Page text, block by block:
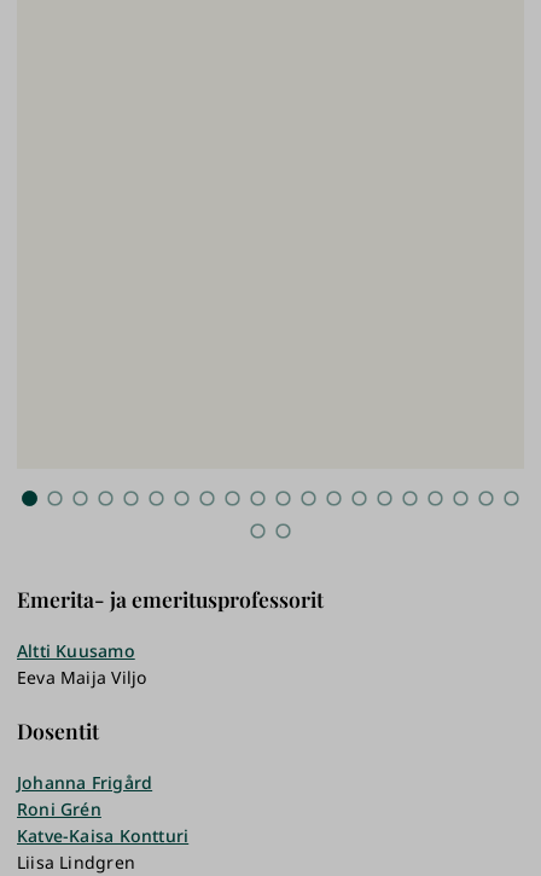
Emerita- ja emeritusprofessorit
Altti Kuusamo
Eeva Maija Viljo
Dosentit
Johanna Frigård
Roni Grén
Katve-Kaisa Kontturi
Liisa Lindgren